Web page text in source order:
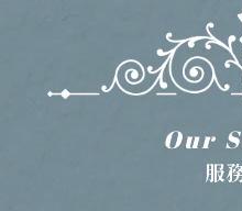
Our
服